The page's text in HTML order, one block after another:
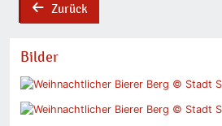
backZurück
Bilder